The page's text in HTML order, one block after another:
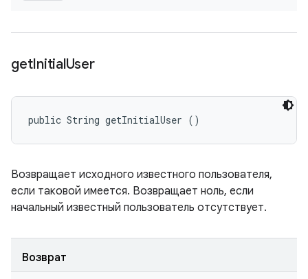
getInitialUser
public String getInitialUser ()
Возвращает исходного известного пользователя,
если таковой имеется. Возвращает ноль, если
начальный известный пользователь отсутствует.
Возврат